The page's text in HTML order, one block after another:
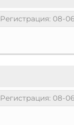
Регистрация: 08-
Регистрация: 08-